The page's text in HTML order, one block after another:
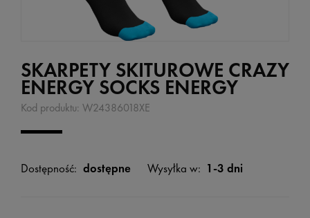
SKARPETY SKITUROWE CRAZY
ENERGY SOCKS ENERGY
Kod produktu: W24386018XE
Dostępność: dostępne Wysyłka w: 1-3 dni